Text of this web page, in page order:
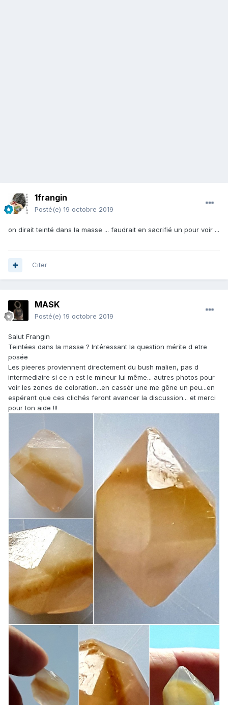
1frangin
Posté(e) 19 octobre 2019
on dirait teinté dans la masse ... faudrait en sacrifié un pour voir ...
Citer
MASK
Posté(e) 19 octobre 2019
Salut Frangin
Teintées dans la masse ? Intéressant la question mérite d etre
posée
Les pieeres proviennent directement du bush malien, pas d
intermediaire si ce n est le mineur lui même... autres photos pour
voir les zones de coloration...en cassér une me gêne un peu...en
espérant que ces clichés feront avancer la discussion... et merci
pour ton aide !!!